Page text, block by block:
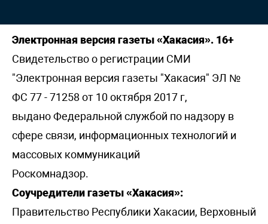
Электронная версия газеты «Хакасия». 16+
Свидетельство о регистрации СМИ
"Электронная версия газеты "Хакасия" ЭЛ №
ФС 77 - 71258 от 10 октября 2017 г,
выдано Федеральной службой по надзору в
сфере связи, информационных технологий и
массовых коммуникаций
Роскомнадзор.
Соучредители газеты «Хакасия»:
Правительство Республики Хакасии, Верховный